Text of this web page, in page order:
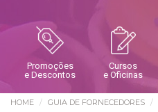
Promoções
e Descontos
Cursos
e Oficinas
HOME GUIA DE FORNECEDORES